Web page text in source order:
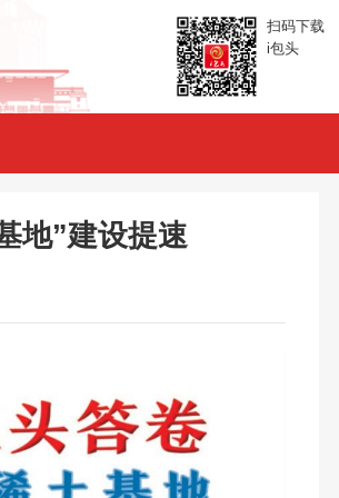
扫码下载
i包头
地”建设提速